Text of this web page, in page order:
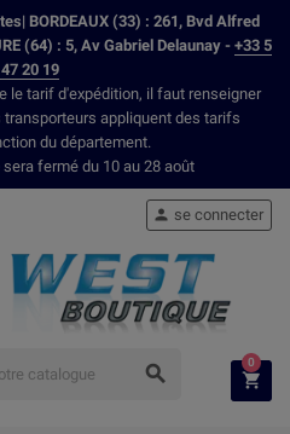
BORDEAUX (33) : 261, Bvd Alfred
(64) : 5, Av Gabriel Delaunay - +33 5
20 19
le tarif d'expédition, il faut renseigner
appliquent des tarifs
du département.
fermé du 10 au 28 août

 se connecter

0